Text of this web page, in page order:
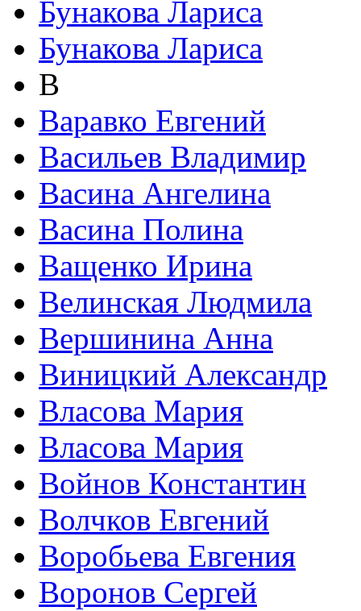
Бунакова Лариса
Бунакова Лариса
В
Варавко Евгений
Васильев Владимир
Васина Ангелина
Васина Полина
Ващенко Ирина
Велинская Людмила
Вершинина Анна
Виницкий Александр
Власова Мария
Власова Мария
Войнов Константин
Волчков Евгений
Воробьева Евгения
Воронов Сергей